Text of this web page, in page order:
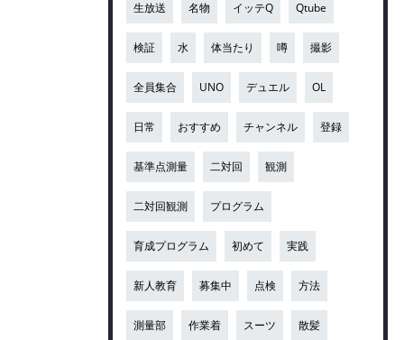
生放送 名物 イッテQ Qtube
検証 水 体当たり 噂 撮影
全員集合 UNO デュエル OL
日常 おすすめ チャンネル 登録
基準点測量 二対回 観測
二対回観測 プログラム
育成プログラム 初めて 実践
新人教育 募集中 点検 方法
測量部 作業着 スーツ 散髪